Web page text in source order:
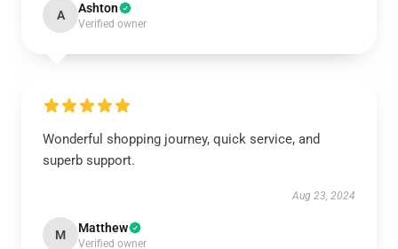
A Ashton
Verified owner
Wonderful shopping journey, quick service, and
superb support.
Aug 23, 2024
M Matthew
Verified owner